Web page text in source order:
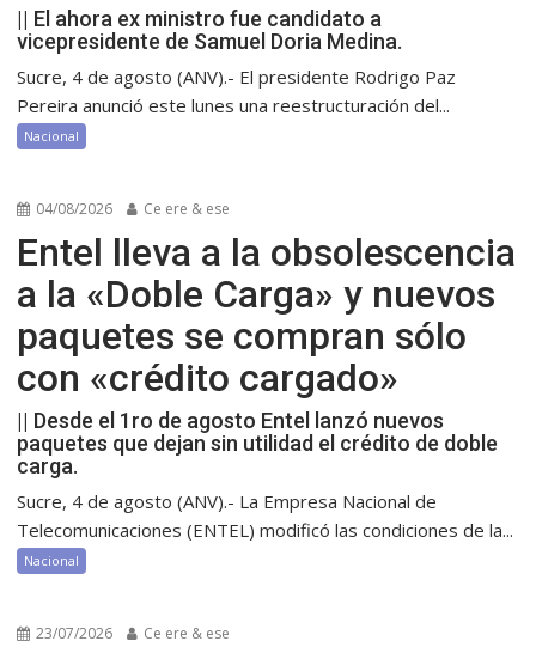
|| El ahora ex ministro fue candidato a
vicepresidente de Samuel Doria Medina.
Sucre, 4 de agosto (ANV).- El presidente Rodrigo Paz
Pereira anunció este lunes una reestructuración del...
Nacional
04/08/2026 Ce ere & ese
Entel lleva a la obsolescencia
a la «Doble Carga» y nuevos
paquetes se compran sólo
con «crédito cargado»
|| Desde el 1ro de agosto Entel lanzó nuevos
paquetes que dejan sin utilidad el crédito de doble
carga.
Sucre, 4 de agosto (ANV).- La Empresa Nacional de
Telecomunicaciones (ENTEL) modificó las condiciones de la...
Nacional
23/07/2026 Ce ere & ese